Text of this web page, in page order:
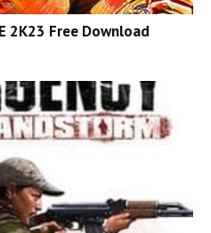
2K23 Free Download